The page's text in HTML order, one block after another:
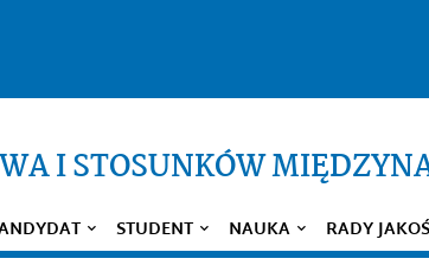
I STOSUNKÓW
STUDENT NAUKA RADY